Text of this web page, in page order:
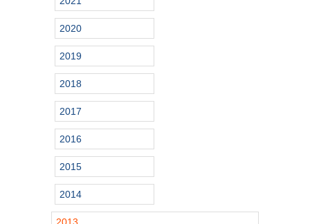
2020
2019
2018
2017
2016
2015
2014